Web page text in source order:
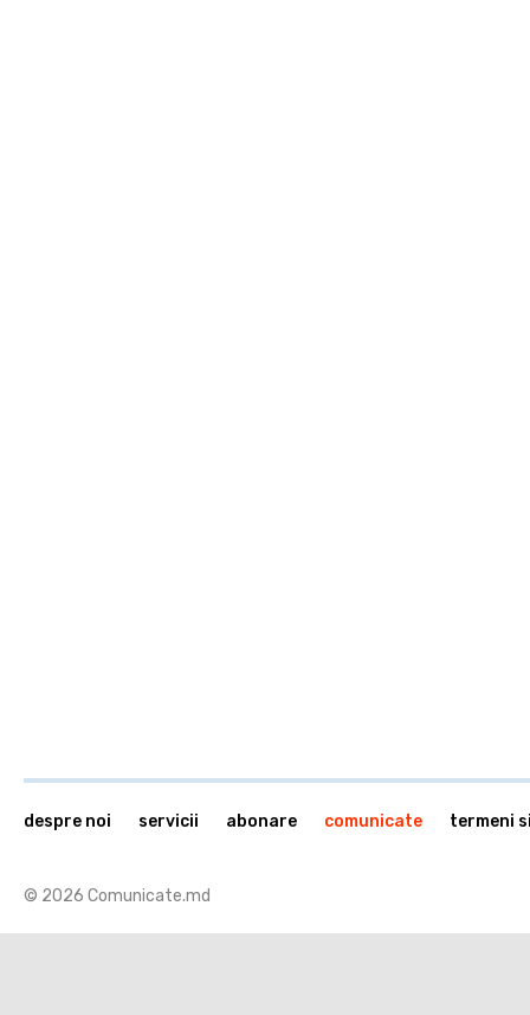
© 2026 Comunicate.md
despre noi servicii abonare comunicate termeni